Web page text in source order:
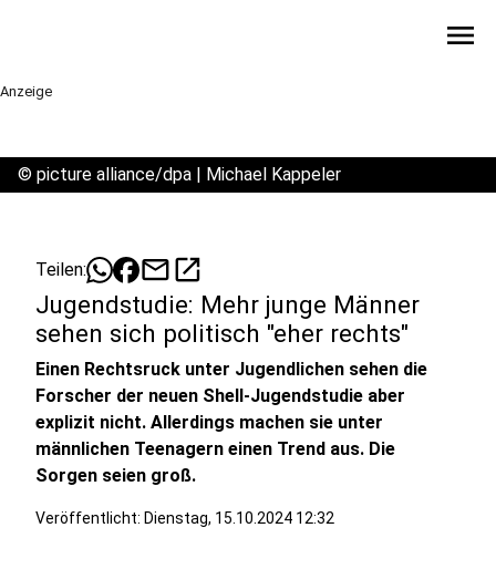
menu
Anzeige
© picture alliance/dpa | Michael Kappeler
Teilen: mailopen_in_new
Jugendstudie: Mehr junge Männer
sehen sich politisch "eher rechts"
Einen Rechtsruck unter Jugendlichen sehen die
Forscher der neuen Shell-Jugendstudie aber
explizit nicht. Allerdings machen sie unter
männlichen Teenagern einen Trend aus. Die
Sorgen seien groß.
Veröffentlicht: Dienstag, 15.10.2024 12:32